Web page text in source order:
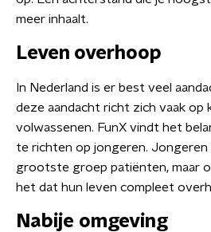
meer inhaalt.
Leven overhoop
In Nederland is er best veel
deze aandacht richt zich vaak op
volwassenen. FunX vindt het
te richten op jongeren.
grootste groep patiënten, maar
het dat hun leven compleet
Nabije omgeving